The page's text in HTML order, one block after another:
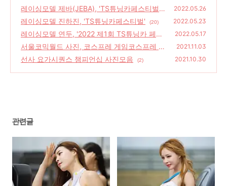
레이싱모델 제바(JEBA), 'TS튜닝카페스티벌 &
슈퍼카'
(12)
2022.05.26
레이싱모델 진하진, 'TS튜닝카페스티벌' (20) 2022.05.23
레이싱모델 연두, '2022 제1회 TS튜닝카 페스
티벌'
(16)
2022.05.17
서울코믹월드 사진, 코스프레 게임코스프레 코
스프레행사 코믹월드
(20)
2021.11.03
선사 요가시퀀스 챔피언십 사진모음 (2) 2021.10.30
관련글